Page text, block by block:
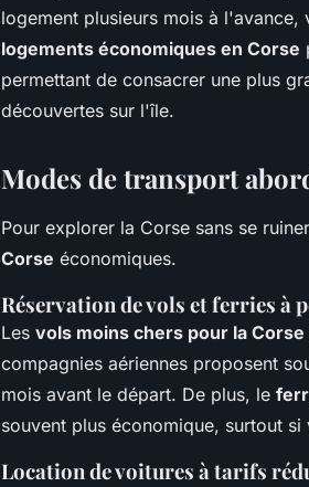
logement plusieurs mois à
logements économiques en Corse
permettant de consacrer une plus
découvertes sur l'île.
Modes de transport
Pour explorer la Corse sans se
Corse économiques.
Réservation de vols et ferries à
Les vols moins chers pour la Corse
compagnies aériennes proposent
mois avant le départ. De plus, le
souvent plus économique, surtout
Location de voitures à tarifs